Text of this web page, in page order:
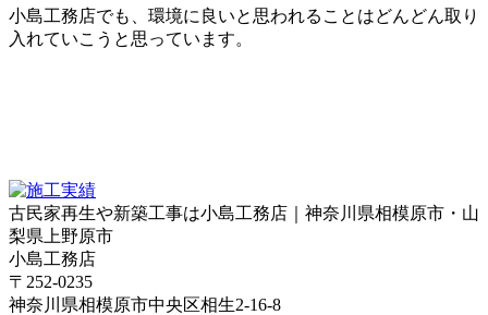
小島工務店でも、環境に良いと思われることはどんどん取り
入れていこうと思っています。
古民家再生や新築工事は小島工務店｜神奈川県相模原市・山
梨県上野原市
小島工務店
〒252-0235
神奈川県相模原市中央区相生2-16-8